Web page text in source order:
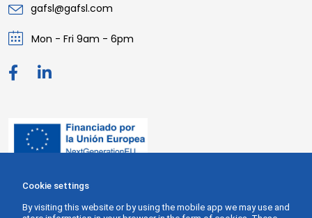
gafsl@gafsl.com
Mon - Fri 9am - 6pm
Cookie settings
By visiting this website or by using the mobile app we may use and